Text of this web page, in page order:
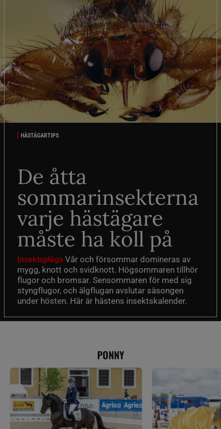
HÄSTÄGARTIPS
De åtta
sommarinsekterna
varje hästägare
måste ha koll på
Insektsplåga Vår och försommar domineras av
mygg, knott och svidknott. Högsommaren tillhör
flugor och bromsar. Sensommaren för med sig
styngflugor, och älgflugan avslutar säsongen
under hösten. Här är hästens insektskalender.
PONNY